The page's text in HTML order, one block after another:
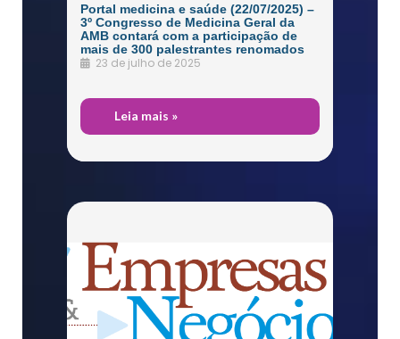
Portal medicina e saúde (22/07/2025) –
3º Congresso de Medicina Geral da
AMB contará com a participação de
mais de 300 palestrantes renomados
23 de julho de 2025
Leia mais »